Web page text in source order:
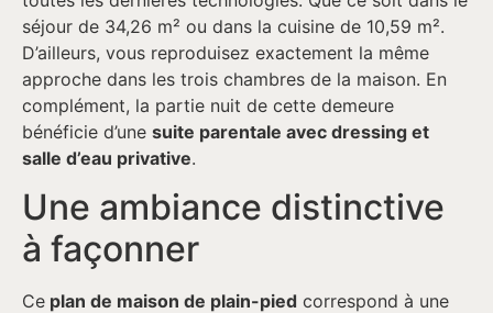
séjour de 34,26 m² ou dans la cuisine de 10,59 m².
D’ailleurs, vous reproduisez exactement la même
approche dans les trois chambres de la maison. En
complément, la partie nuit de cette demeure
bénéficie d’une suite parentale avec dressing et
salle d’eau privative.
Une ambiance distinctive
à façonner
Ce plan de maison de plain-pied correspond à une